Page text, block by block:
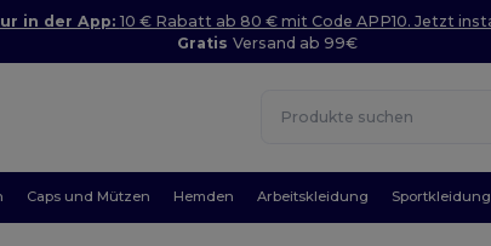
in der App: 10 € Rabatt ab 80 € mit Code APP10. Jetzt
Gratis Versand ab 99€
Caps und Mützen Hemden Arbeitskleidung Sportkleidung